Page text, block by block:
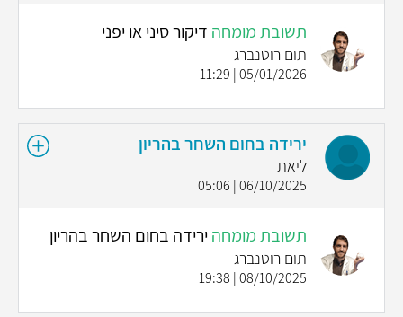
תשובת מומחה דיקור סיני או יפני
תום רוטנברג
05/01/2026 | 11:29
ירידה בחום השחר בהריון
ליאת
06/10/2025 | 05:06
תשובת מומחהירידה בחום השחר בהריון
תום רוטנברג
08/10/2025 | 19:38